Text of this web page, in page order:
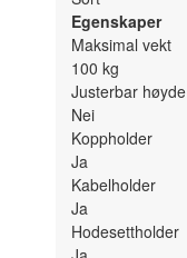
Egenskaper
Maksimal vekt
100 kg
Justerbar høyde
Nei
Koppholder
Ja
Kabelholder
Ja
Hodesettholder